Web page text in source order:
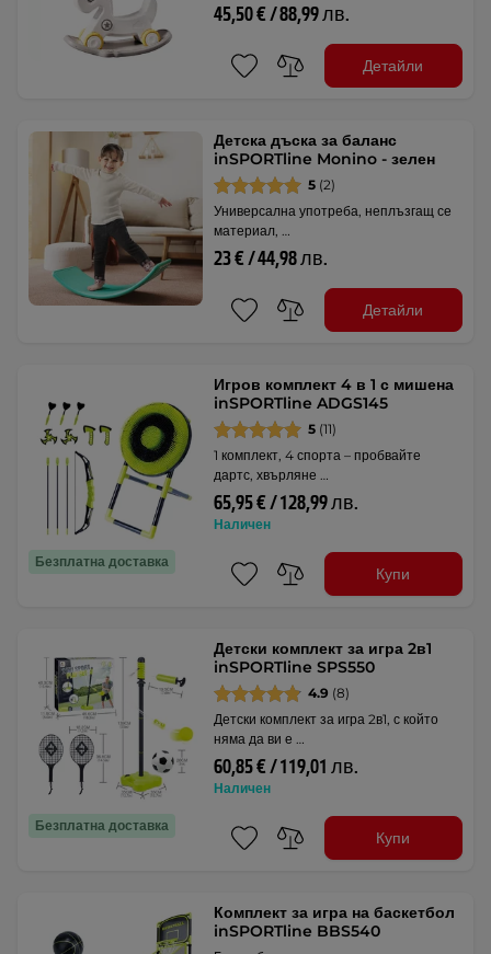
45,50 € / 88,99 лв.
Детайли
Детска дъска за баланс
inSPORTline Monino - зелен
5 (2)
Универсална употреба, неплъзгащ се
материал, …
23 € / 44,98 лв.
Детайли
Безплатна доставка
Игров комплект 4 в 1 с мишена
inSPORTline ADGS145
5 (11)
1 комплект, 4 спорта – пробвайте
дартс, хвърляне …
65,95 € / 128,99 лв.
Наличен
Купи
Безплатна доставка
Детски комплект за игра 2в1
inSPORTline SPS550
4.9 (8)
Детски комплект за игра 2в1, с който
няма да ви е …
60,85 € / 119,01 лв.
Наличен
Купи
Комплект за игра на баскетбол
inSPORTline BBS540